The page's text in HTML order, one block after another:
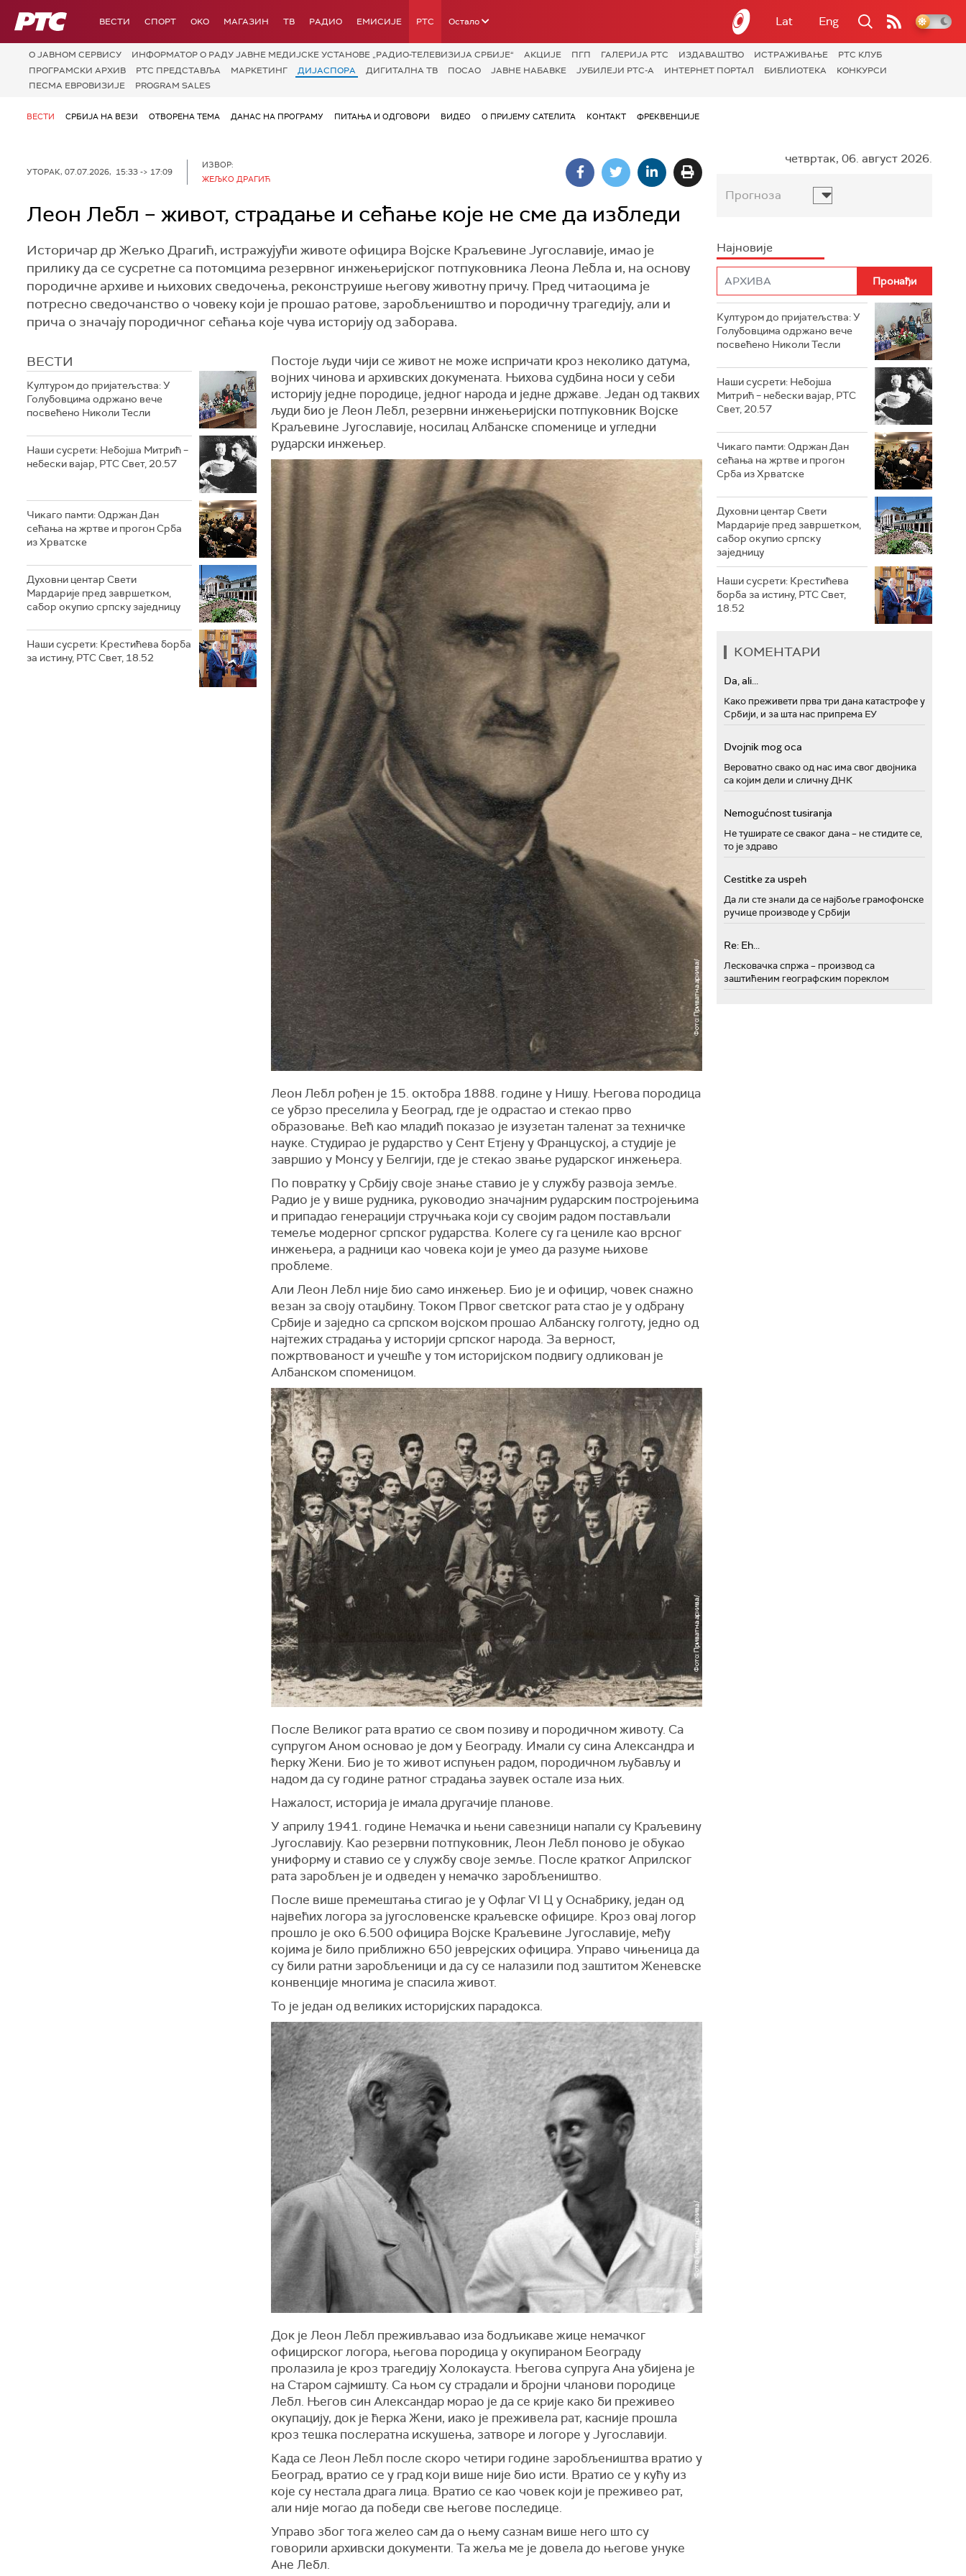
РТС ВЕСТИ СПОРТ OKO МАГАЗИН ТВ РАДИО ЕМИСИЈЕ РТС Остало Lat Eng
О JАВНОМ СЕРВИСУ ИНФОРМАТОР О РАДУ ЈАВНЕ МЕДИЈСКЕ УСТАНОВЕ „РАДИО-ТЕЛЕВИЗИЈА СРБИЈЕ“ АКЦИЈЕ ПГП ГАЛЕРИЈА РТС ИЗДАВАШТВО ИСТРАЖИВАЊЕ
РТС КЛУБ
ПРОГРАМСКИ АРХИВ
РТС ПРЕДСТАВЉА МАРКЕТИНГ ДИЈАСПОРА ДИГИТАЛНА ТВ ПОСАО ЈАВНЕ НАБАВКЕ ЈУБИЛЕЈИ РТС-А ИНТЕРНЕТ ПОРТАЛ БИБЛИОТЕКА
КОНКУРСИ
ПЕСМА ЕВРОВИЗИЈЕ
PROGRAM SALES
ВЕСТИ СРБИЈА НА ВЕЗИ ОТВОРЕНА ТЕМА ДАНАС НА ПРОГРАМУ ПИТАЊА И ОДГОВОРИ ВИДЕО О ПРИЈЕМУ САТЕЛИТА КОНТАКТ ФРЕКВЕНЦИЈЕ
УТОРАК, 07.07.2026, 15:33 -> 17:09
ИЗВОР:
ЖЕЉКО ДРАГИЋ
Леон Лебл – живот, страдање и сећање које не сме да избледи
Историчар др Жељко Драгић, истражујући животе официра Војске Краљевине Југославије, имао је
прилику да се сусретне са потомцима резервног инжењеријског потпуковника Леона Лебла и, на основу
породичне архиве и њихових сведочења, реконструише његову животну причу. Пред читаоцима је
потресно сведочанство о човеку који је прошао ратове, заробљеништво и породичну трагедију, али и
прича о значају породичног сећања које чува историју од заборава.
ВЕСТИ
Културом до пријатељства: У
Голубовцима одржано вече
посвећено Николи Тесли
Наши сусрети: Небојша Митрић –
небески вајар, РТС Свет, 20.57
Чикаго памти: Одржан Дан
сећања на жртве и прогон Срба
из Хрватске
Духовни центар Свети
Мардарије пред завршетком,
сабор окупио српску заједницу
Наши сусрети: Крестићева борба
за истину, РТС Свет, 18.52
Постоје људи чији се живот не може испричати кроз неколико датума,
војних чинова и архивских докумената. Њихова судбина носи у себи
историју једне породице, једног народа и једне државе. Један од таквих
људи био је Леон Лебл, резервни инжењеријски потпуковник Војске
Краљевине Југославије, носилац Албанске споменице и угледни
рударски инжењер.
Леон Лебл рођен је 15. октобра 1888. године у Нишу. Његова породица
се убрзо преселила у Београд, где је одрастао и стекао прво
образовање. Већ као младић показао је изузетан таленат за техничке
науке. Студирао је рударство у Сент Етјену у Француској, а студије је
завршио у Монсу у Белгији, где је стекао звање рударског инжењера.
По повратку у Србију своје знање ставио је у службу развоја земље.
Радио је у више рудника, руководио значајним рударским постројењима
и припадао генерацији стручњака који су својим радом постављали
темеље модерног српског рударства. Колеге су га цениле као врсног
инжењера, а радници као човека који је умео да разуме њихове
проблеме.
Али Леон Лебл није био само инжењер. Био је и официр, човек снажно
везан за своју отаџбину. Током Првог светског рата стао је у одбрану
Србије и заједно са српском војском прошао Албанску голготу, једно од
најтежих страдања у историји српског народа. За верност,
пожртвованост и учешће у том историјском подвигу одликован је
Албанском споменицом.
После Великог рата вратио се свом позиву и породичном животу. Са
супругом Аном основао је дом у Београду. Имали су сина Александра и
ћерку Жени. Био је то живот испуњен радом, породичном љубављу и
надом да су године ратног страдања заувек остале иза њих.
Нажалост, историја је имала другачије планове.
У априлу 1941. године Немачка и њени савезници напали су Краљевину
Југославију. Као резервни потпуковник, Леон Лебл поново је обукао
униформу и ставио се у службу своје земље. После кратког Априлског
рата заробљен је и одведен у немачко заробљеништво.
После више премештања стигао је у Офлаг VI Ц у Оснабрику, један од
највећих логора за југословенске краљевске официре. Кроз овај логор
прошло је око 6.500 официра Војске Краљевине Југославије, међу
којима је било приближно 650 јеврејских официра. Управо чињеница да
су били ратни заробљеници и да су се налазили под заштитом Женевске
конвенције многима је спасила живот.
То је један од великих историјских парадокса.
Док је Леон Лебл преживљавао иза бодљикаве жице немачког
официрског логора, његова породица у окупираном Београду
пролазила је кроз трагедију Холокауста. Његова супруга Ана убијена је
на Старом сајмишту. Са њом су страдали и бројни чланови породице
Лебл. Његов син Александар морао је да се крије како би преживео
окупацију, док је ћерка Жени, иако је преживела рат, касније прошла
кроз тешка послератна искушења, затворе и логоре у Југославији.
Када се Леон Лебл после скоро четири године заробљеништва вратио у
Београд, вратио се у град који више није био исти. Вратио се у кућу из
које су нестала драга лица. Вратио се као човек који је преживео рат,
али није могао да победи све његове последице.
Управо због тога желео сам да о њему сазнам више него што су
говорили архивски документи. Та жеља ме је довела до његове унуке
Ане Лебл.
четвртак, 06. август 2026.
Прогноза
Најновије
Културом до пријатељства: У
Голубовцима одржано вече
посвећено Николи Тесли
Наши сусрети: Небојша
Митрић – небески вајар, РТС
Свет, 20.57
Чикаго памти: Одржан Дан
сећања на жртве и прогон
Срба из Хрватске
Духовни центар Свети
Мардарије пред завршетком,
сабор окупио српску
заједницу
Наши сусрети: Крестићева
борба за истину, РТС Свет,
18.52
КОМЕНТАРИ
Da, ali...
Како преживети прва три дана катастрофе у
Србији, и за шта нас припрема ЕУ
Dvojnik mog oca
Вероватно свако од нас има свог двојника
са којим дели и сличну ДНК
Nemogućnost tusiranja
Не туширате се сваког дана – не стидите се,
то је здраво
Cestitke za uspeh
Да ли сте знали да се најбоље грамофонске
ручице производе у Србији
Re: Eh...
Лесковачка спржа – производ са
заштићеним географским пореклом